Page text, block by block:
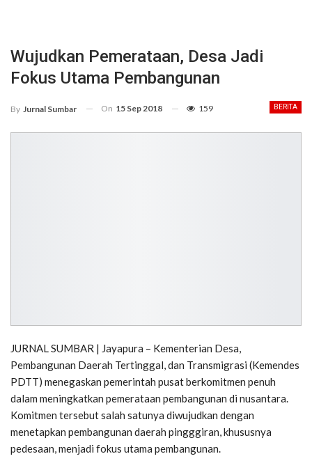
Wujudkan Pemerataan, Desa Jadi
Fokus Utama Pembangunan
BERITA
By Jurnal Sumbar On 15 Sep 2018 159
JURNAL SUMBAR | Jayapura – Kementerian Desa,
Pembangunan Daerah Tertinggal, dan Transmigrasi (Kemendes
PDTT) menegaskan pemerintah pusat berkomitmen penuh
dalam meningkatkan pemerataan pembangunan di nusantara.
Komitmen tersebut salah satunya diwujudkan dengan
menetapkan pembangunan daerah pingggiran, khususnya
pedesaan, menjadi fokus utama pembangunan.